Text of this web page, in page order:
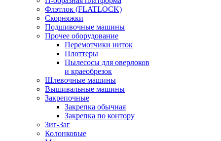
Флэтлок (FLATLOCK)
Скорняжки
Подшивочные машины
Прочее оборудование
Перемотчики ниток
Плоттеры
Пылесосы для оверлоков
и краеобрезок
Шлевочные машины
Вышивальные машины
Закрепочные
Закрепка обычная
Закрепка по контору
Зиг-Заг
Колонковые